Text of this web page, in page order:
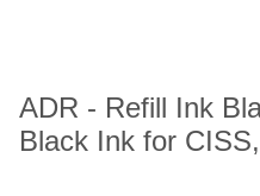
ADR - Refill Ink
Black Ink for